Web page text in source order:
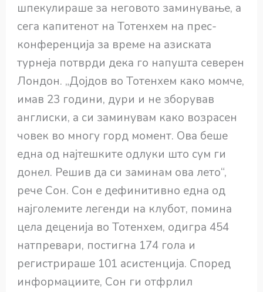
шпекулираше за неговото заминување, а
сега капитенот на Тотенхем на прес-
конференција за време на азиската
турнеја потврди дека го напушта северен
Лондон. „Дојдов во Тотенхем како момче,
имав 23 години, дури и не зборував
англиски, а си заминувам како возрасен
човек во многу горд момент. Ова беше
една од најтешките одлуки што сум ги
донел. Решив да си заминам ова лето“,
рече Сон. Сон е дефинитивно една од
најголемите легенди на клубот, помина
цела деценија во Тотенхем, одигра 454
натпревари, постигна 174 гола и
регистрираше 101 асистенција. Според
информациите, Сон ги отфрлил